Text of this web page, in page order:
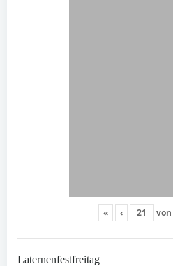
« ‹ von
Laternenfestfreitag